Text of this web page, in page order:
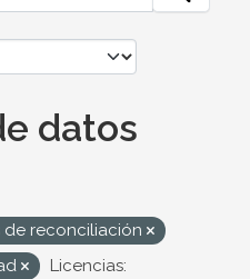
datos
de reconciliación
Licencias: